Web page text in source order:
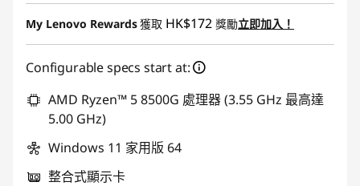
即省 :-HK$4,645.83
My Lenovo Rewards獲取 HK$172 獎勵立即加入！
Configurable specs start at:
AMD Ryzen™ 5 8500G 處理器 (3.55 GHz 最高達
5.00 GHz)
Windows 11 家用版 64
整合式顯示卡